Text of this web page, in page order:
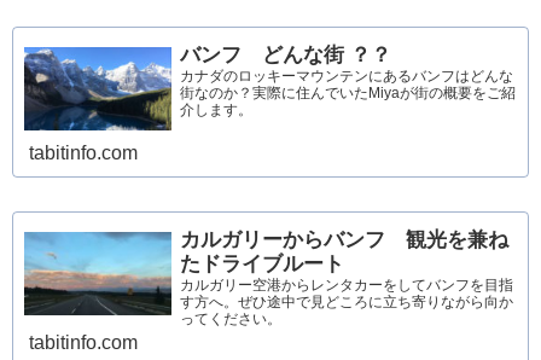
バンフ どんな街 ？？
カナダのロッキーマウンテンにあるバンフはどんな
街なのか？実際に住んでいたMiyaが街の概要をご紹
介します。
tabitinfo.com
カルガリーからバンフ 観光を兼ね
たドライブルート
カルガリー空港からレンタカーをしてバンフを目指
す方へ。ぜひ途中で見どころに立ち寄りながら向か
ってください。
tabitinfo.com